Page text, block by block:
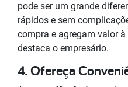
pode ser um grande
rápidos e sem
compra e agregam valor
destaca o empresário.
4. Ofereça